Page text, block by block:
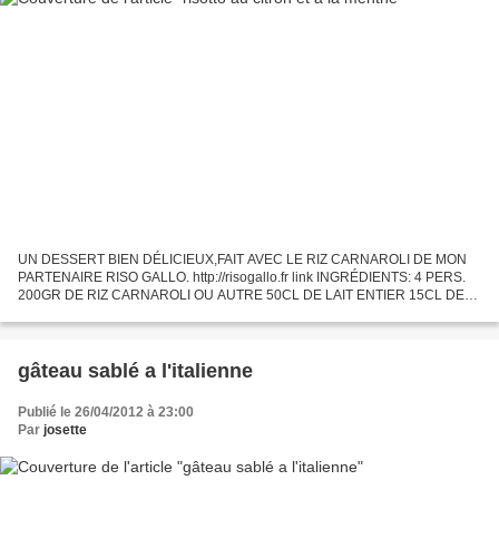
UN DESSERT BIEN DÉLICIEUX,FAIT AVEC LE RIZ CARNAROLI DE MON
PARTENAIRE RISO GALLO. http://risogallo.fr link INGRÉDIENTS: 4 PERS.
200GR DE RIZ CARNAROLI OU AUTRE 50CL DE LAIT ENTIER 15CL DE
120GR...
gâteau sablé a l'italienne
Publié le 26/04/2012 à 23:00
Par josette